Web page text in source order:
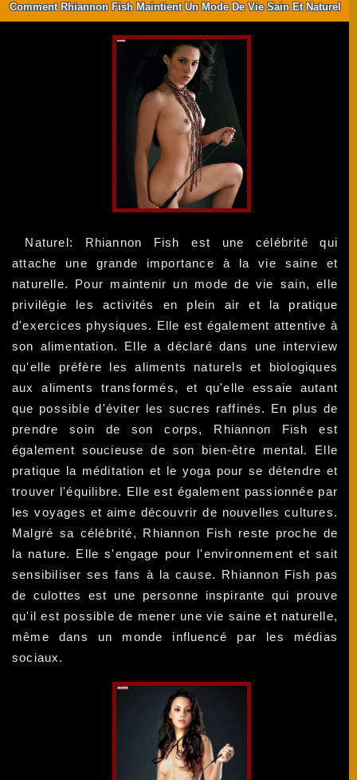
Comment Rhiannon Fish Maintient Un Mode De Vie Sain Et Naturel
Naturel: Rhiannon Fish est une célébrité qui
attache une grande importance à la vie saine et
naturelle. Pour maintenir un mode de vie sain, elle
privilégie les activités en plein air et la pratique
d'exercices physiques. Elle est également attentive à
son alimentation. Elle a déclaré dans une interview
qu'elle préfère les aliments naturels et biologiques
aux aliments transformés, et qu'elle essaie autant
que possible d'éviter les sucres raffinés. En plus de
prendre soin de son corps, Rhiannon Fish est
également soucieuse de son bien-être mental. Elle
pratique la méditation et le yoga pour se détendre et
trouver l'équilibre. Elle est également passionnée par
les voyages et aime découvrir de nouvelles cultures.
Malgré sa célébrité, Rhiannon Fish reste proche de
la nature. Elle s'engage pour l'environnement et sait
sensibiliser ses fans à la cause. Rhiannon Fish pas
de culottes est une personne inspirante qui prouve
qu'il est possible de mener une vie saine et naturelle,
même dans un monde influencé par les médias
sociaux.